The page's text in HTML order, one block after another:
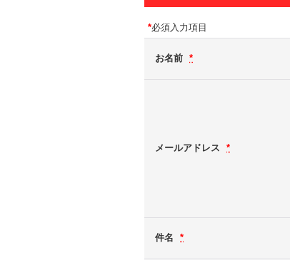
*必須入力項目
お名前 *
メールアドレス *
件名 *